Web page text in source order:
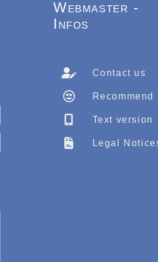
Webmaster -
Infos
Contact us
Recommend
Text version
Legal